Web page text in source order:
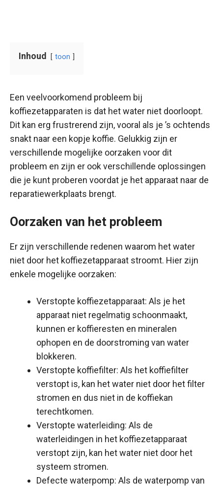
Inhoud toon
Een veelvoorkomend probleem bij
koffiezetapparaten is dat het water niet doorloopt.
Dit kan erg frustrerend zijn, vooral als je ’s ochtends
snakt naar een kopje koffie. Gelukkig zijn er
verschillende mogelijke oorzaken voor dit
probleem en zijn er ook verschillende oplossingen
die je kunt proberen voordat je het apparaat naar de
reparatiewerkplaats brengt.
Oorzaken van het probleem
Er zijn verschillende redenen waarom het water
niet door het koffiezetapparaat stroomt. Hier zijn
enkele mogelijke oorzaken:
Verstopte koffiezetapparaat: Als je het
apparaat niet regelmatig schoonmaakt,
kunnen er koffieresten en mineralen
ophopen en de doorstroming van water
blokkeren.
Verstopte koffiefilter: Als het koffiefilter
verstopt is, kan het water niet door het filter
stromen en dus niet in de koffiekan
terechtkomen.
Verstopte waterleiding: Als de
waterleidingen in het koffiezetapparaat
verstopt zijn, kan het water niet door het
systeem stromen.
Defecte waterpomp: Als de waterpomp van